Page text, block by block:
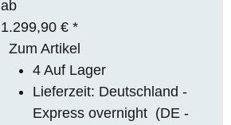
ab
1.299,90 €*
Zum Artikel
4 Auf Lager
Lieferzeit: Deutschland -
Express overnight (DE -